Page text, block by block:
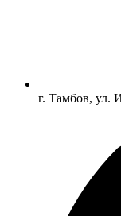
г. Тамбов, ул.